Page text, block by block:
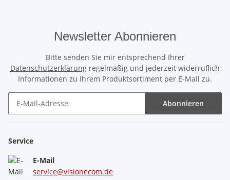
Newsletter Abonnieren
Bitte senden Sie mir entsprechend Ihrer
Datenschutzerklärung regelmäßig und jederzeit widerruflich
Informationen zu Ihrem Produktsortiment per E-Mail zu.
Abonnieren
Service
E-Mail
service@visionecom.de